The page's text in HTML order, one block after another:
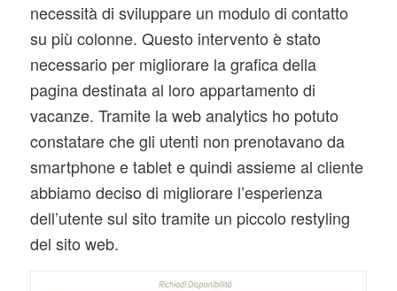
necessità di sviluppare un modulo di contatto
su più colonne. Questo intervento è stato
necessario per migliorare la grafica della
pagina destinata al loro appartamento di
vacanze. Tramite la web analytics ho potuto
constatare che gli utenti non prenotavano da
smartphone e tablet e quindi assieme al cliente
abbiamo deciso di migliorare l’esperienza
dell’utente sul sito tramite un piccolo restyling
del sito web.